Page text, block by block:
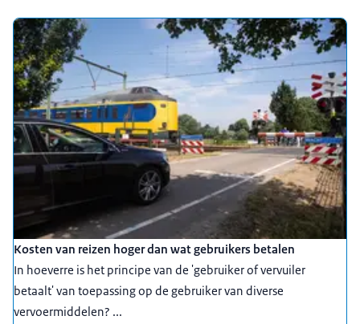
Kosten van reizen hoger dan wat gebruikers betalen
In hoeverre is het principe van de 'gebruiker of vervuiler
betaalt' van toepassing op de gebruiker van diverse
vervoermiddelen? ...